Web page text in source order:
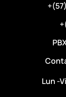
Lun -